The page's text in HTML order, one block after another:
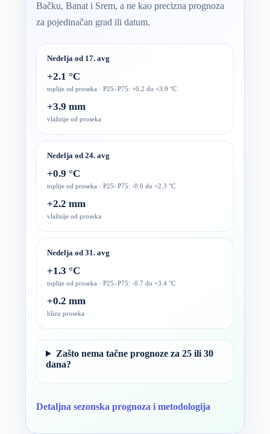
Bačku, Banat i Srem, a ne kao precizna prognoza
za pojedinačan grad ili datum.
Nedelja od 17. avg
+2.1 °C
toplije od proseka · P25–P75: +0.2 do +3.9 °C
+3.9 mm
vlažnije od proseka
Nedelja od 24. avg
+0.9 °C
toplije od proseka · P25–P75: -0.6 do +2.3 °C
+2.2 mm
vlažnije od proseka
Nedelja od 31. avg
+1.3 °C
toplije od proseka · P25–P75: -0.7 do +3.4 °C
+0.2 mm
blizu proseka
Zašto nema tačne prognoze za 25 ili 30
dana?
Detaljna sezonska prognoza i metodologija